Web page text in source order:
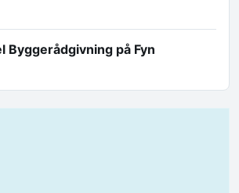
Byggerådgivning på Fyn